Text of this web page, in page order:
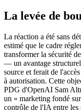
La levée de
La réaction a été sans
estimé que le cadre
transformer la sécurité
— un avantage
source et ferait de
à autorisation. Cette
PDG d'OpenAI Sam
un « marketing fondé
contrôle de l'IA entre les